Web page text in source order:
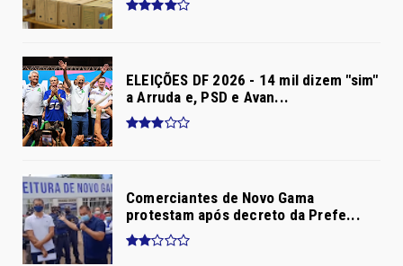
ELEIÇÕES DF 2026 - 14 mil dizem "sim"
a Arruda e, PSD e Avan...
Comerciantes de Novo Gama
protestam após decreto da Prefe...